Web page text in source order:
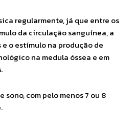
regularmente, já que entre os
da circulação sanguínea, a
o estímulo na produção de
na medula óssea e em
sono, com pelo menos 7 ou 8